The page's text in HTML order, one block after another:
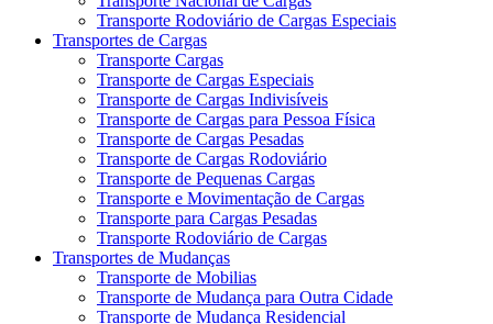
Transporte Rodoviário de Cargas Especiais
Transportes de Cargas
Transporte Cargas
Transporte de Cargas Especiais
Transporte de Cargas Indivisíveis
Transporte de Cargas para Pessoa Física
Transporte de Cargas Pesadas
Transporte de Cargas Rodoviário
Transporte de Pequenas Cargas
Transporte e Movimentação de Cargas
Transporte para Cargas Pesadas
Transporte Rodoviário de Cargas
Transportes de Mudanças
Transporte de Mobilias
Transporte de Mudança para Outra Cidade
Transporte de Mudança Residencial